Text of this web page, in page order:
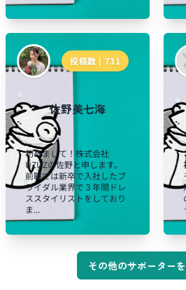
投稿数 | 731
佐野美七海
初めまして！株式会社
UZUZの佐野と申します。
前職では新卒で入社したブ
ライダル業界で３年間ドレ
ススタイリストをしており
ま...
その他のサポーター